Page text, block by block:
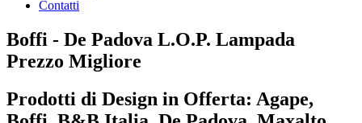
Contatti
Boffi - De Padova L.O.P. Lampada
Prezzo Migliore
Prodotti di Design in Offerta: Agape,